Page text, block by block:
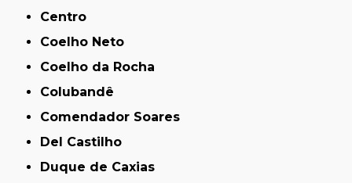
Centro
Coelho Neto
Coelho da Rocha
Colubandê
Comendador Soares
Del Castilho
Duque de Caxias